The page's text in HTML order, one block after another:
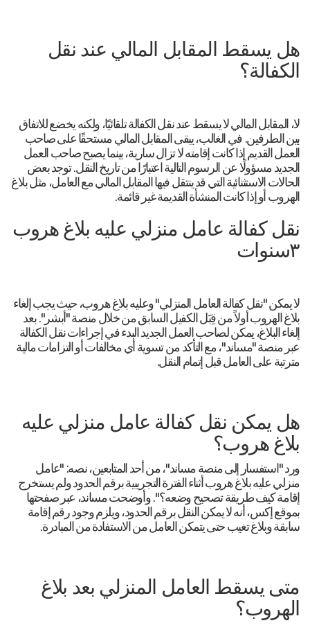
هل يسقط المقابل المالي عند نقل
الكفالة؟
لا، المقابل المالي لا يسقط عند نقل الكفالة تلقائيًا، ولكنه يخضع للاتفاق
بين الطرفين. في الغالب، يبقى المقابل المالي مستحقًا على صاحب
العمل القديم إذا كانت إقامته لا تزال سارية، بينما يصبح صاحب العمل
الجديد مسؤولًا عن الرسوم التالية اعتبارًا من تاريخ النقل. توجد بعض
الحالات الاستثنائية التي قد ينتقل فيها المقابل المالي مع العامل، مثل بلاغ
الهروب أو إذا كانت المنشأة القديمة غير قائمة.
نقل كفالة عامل منزلي عليه بلاغ هروب
٣سنوات
لا يمكن "نقل كفالة العامل المنزلي" وعليه بلاغ هروب، حيث يجب إلغاء
بلاغ الهروب أولاً من قِبَل الكفيل السابق من خلال منصة "أبشر". بعد
إلغاء البلاغ، يمكن لصاحب العمل الجديد البدء في إجراءات نقل الكفالة
عبر منصة "مساند"، مع التأكد من تسوية أي مخالفات أو التزامات مالية
مترتبة على العامل قبل إتمام النقل.
هل يمكن نقل كفالة عامل منزلي عليه
بلاغ هروب؟
ورد "استفسار إلى منصة مساند"، من أحد المتابعين، نصه: "عامل
منزلي عليه بلاغ هروب أثناء الفترة التجريبية برقم الحدود ولم يستخرج
إقامة كيف طريقة تصحيح وضعه؟". وأوضحت مساند، عبر صفحتها
بموقع إكس، أنه لا يمكن النقل برقم الحدود، ويلزم وجود رقم إقامة
سابقة وبلاغ تغيب حتى يتمكن العامل من الاستفادة من المبادرة.
متى يسقط العامل المنزلي بعد بلاغ
الهروب؟